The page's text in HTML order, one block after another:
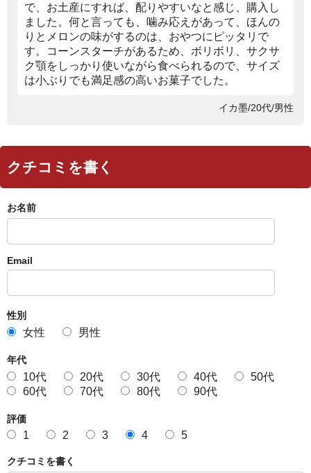
で、お土産にすれば、配りやすいなと感じ、購入し
ました。何と言っても、噛み応えがあって、ほんの
りとメロンの味がするのは、おやつにピッタリで
す。コーンスターチがあるため、ボリボリ、サクサ
ク顎をしっかり使いながら食べられるので、サイズ
は小ぶりでも満足感の高いお菓子でした。
イカ墨/20代/男性
クチコミを書く
お名前
Email
性別
女性 男性
年代
10代 20代 30代 40代
50代
60代
70代 80代 90代
評価
1 2 3 4 5
クチコミを書く